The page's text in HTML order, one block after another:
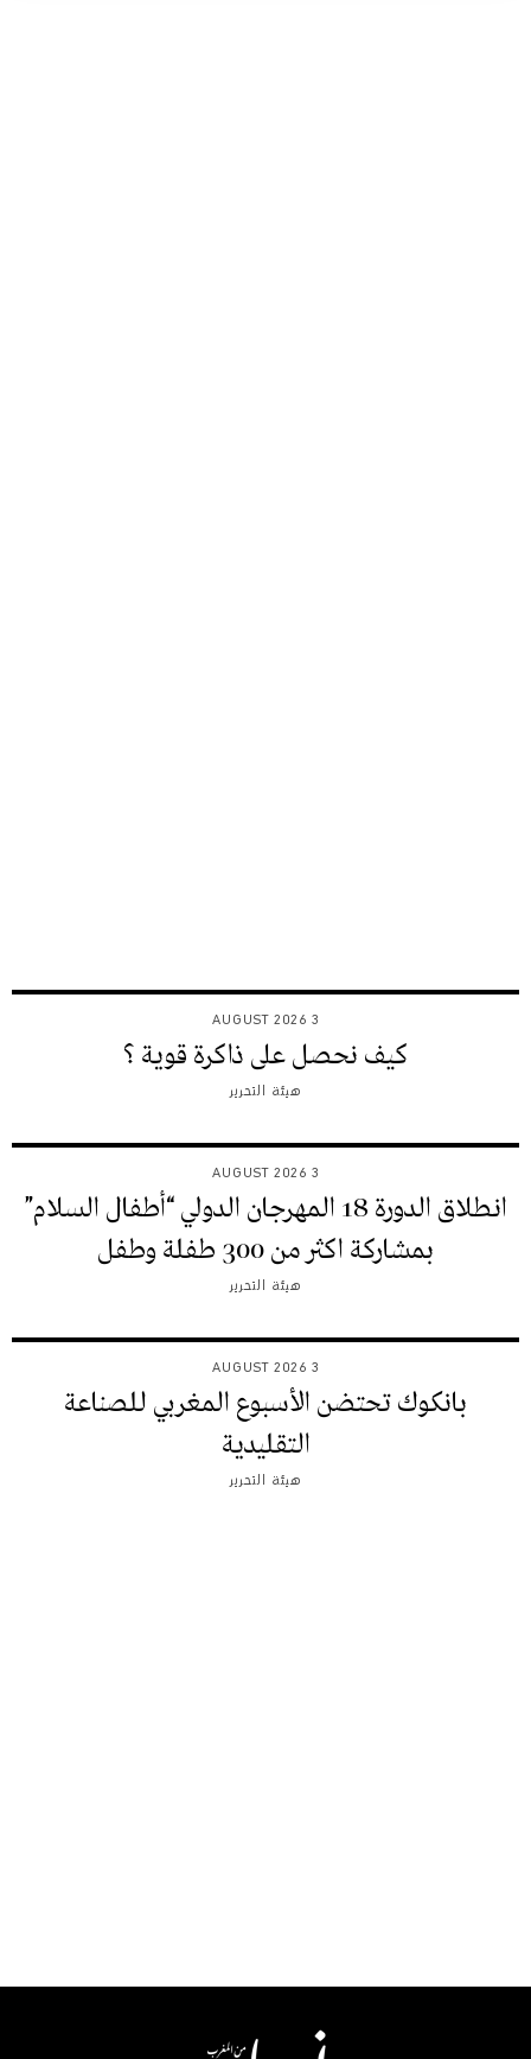
3 AUGUST 2026
كيف نحصل على ذاكرة قوية ؟
هيئة التحرير
3 AUGUST 2026
انطلاق الدورة 18 المهرجان الدولي “أطفال السلام”
بمشاركة اكثر من 300 طفلة وطفل
هيئة التحرير
3 AUGUST 2026
بانكوك تحتضن الأسبوع المغربي للصناعة
التقليدية
هيئة التحرير